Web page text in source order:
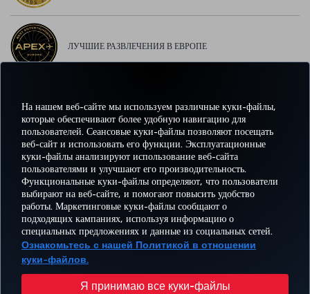
На нашем веб-сайте мы используем различные куки-файлы,
которые обеспечивают более удобную навигацию для
пользователей. Сеансовые куки-файлы позволяют посещать
веб-сайт и использовать его функции. Эксплуатационные
куки-файлы анализируют использование веб-сайта
пользователями и улучшают его производительность.
Функциональные куки-файлы определяют, что пользователи
выбирают на веб-сайте, и помогают повысить удобство
работы. Маркетинговые куки-файлы сообщают о
подходящих кампаниях, используя информацию о
специальных предложениях и данные из социальных сетей.
Ознакомьтесь с нашей Политикой в отношении
куки-файлов.
Я принимаю все куки-файлы
ЛУЧШИЕ РАЗВЛЕЧЕНИЯ В ЕВРОПЕ
ЛУЧШИЙ WI-FI В ЕВРОПЕ
Facebook
TwitterInstagram
YouTubeLinkedIn
TikTokБлогPinterest
БРОНИРУЙТЕ И
УПРАВЛЯЙТЕ
БРОНИРОВАНИЕМ
ВПЕЧАТЛЕНИЕ
ПРЕДЛОЖЕНИЯ
И
НАПРАВЛЕНИЯ
Правовое уведомление